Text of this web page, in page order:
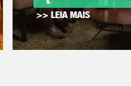
>> LEIA MAIS